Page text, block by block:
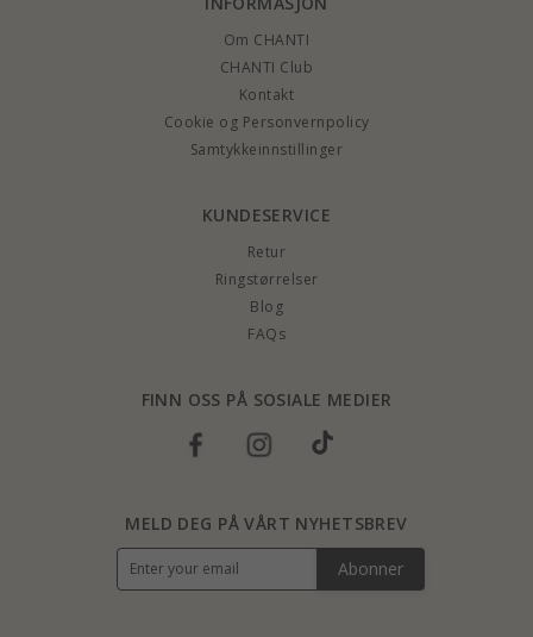
Om CHANTI
CHANTI Club
Kontakt
Cookie og Personvernpolicy
Samtykkeinnstillinger
KUNDESERVICE
Retur
Ringstørrelser
Blog
FAQs
FINN OSS PÅ SOSIALE MEDIER
MELD DEG PÅ VÅRT NYHETSBREV
Abonner